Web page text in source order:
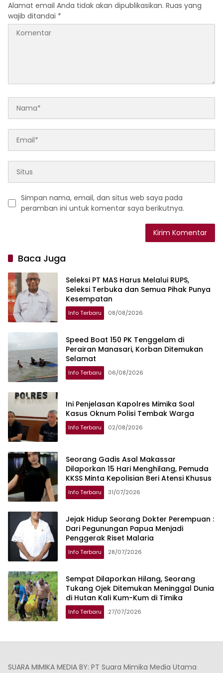
Alamat email Anda tidak akan dipublikasikan. Ruas yang
wajib ditandai *
Simpan nama, email, dan situs web saya pada
peramban ini untuk komentar saya berikutnya.
Baca Juga
Seleksi PT MAS Harus Melalui RUPS,
Seleksi Terbuka dan Semua Pihak Punya
Kesempatan
Info Terbaru 08/08/2026
Speed Boat 150 PK Tenggelam di
Perairan Manasari, Korban Ditemukan
Selamat
Info Terbaru 06/08/2026
Ini Penjelasan Kapolres Mimika Soal
Kasus Oknum Polisi Tembak Warga
Info Terbaru 02/08/2026
Seorang Gadis Asal Makassar
Dilaporkan 15 Hari Menghilang, Pemuda
KKSS Minta Kepolisian Beri Atensi Khusus
Info Terbaru 31/07/2026
Jejak Hidup Seorang Dokter Perempuan :
Dari Pegunungan Papua Menjadi
Penggerak Riset Malaria
Info Terbaru 28/07/2026
Sempat Dilaporkan Hilang, Seorang
Tukang Ojek Ditemukan Meninggal Dunia
di Hutan Kali Kum-Kum di Timika
Info Terbaru 27/07/2026
SUARA MIMIKA MEDIA BY: PT Suara Mimika Media Utama